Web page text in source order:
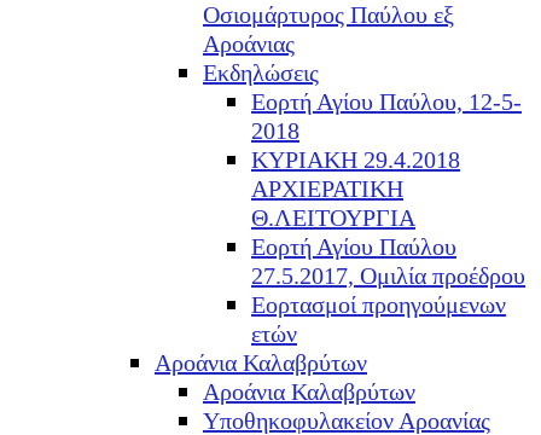
Οσιομάρτυρος Παύλου εξ
Αροάνιας
Εκδηλώσεις
Εορτή Αγίου Παύλου, 12-5-
2018
ΚΥΡΙΑΚΗ 29.4.2018
ΑΡΧΙΕΡΑΤΙΚΗ
Θ.ΛΕΙΤΟΥΡΓΙΑ
Εορτή Αγίου Παύλου
27.5.2017, Ομιλία προέδρου
Εορτασμοί προηγούμενων
ετών
Αροάνια Καλαβρύτων
Αροάνια Καλαβρύτων
Υποθηκοφυλακείον Αροανίας